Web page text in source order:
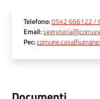
Telefono:0542 666122 /
Email:
Pec: